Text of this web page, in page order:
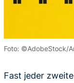
Foto: ©AdobeStock/
Fast jeder